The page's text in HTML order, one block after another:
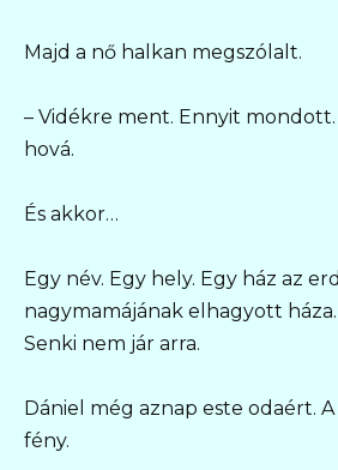
Majd a nő halkan megszólalt.
– Vidékre ment. Ennyit
hová.
És akkor…
Egy név. Egy hely. Egy ház az
nagymamájának elhagyott háza.
Senki nem jár arra.
Dániel még aznap este odaért.
fény.